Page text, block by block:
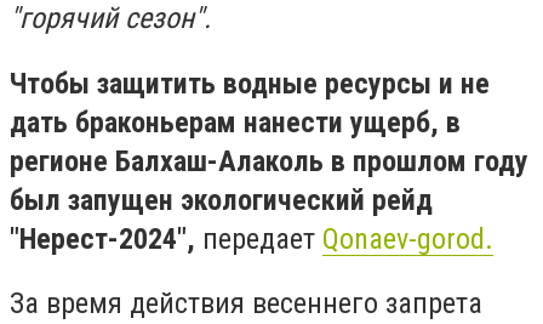
"горячий сезон".
Чтобы защитить водные ресурсы и не
дать браконьерам нанести ущерб, в
регионе Балхаш-Алаколь в прошлом году
был запущен экологический рейд
"Нерест-2024", передает Qonaev-gorod.
За время действия весеннего запрета